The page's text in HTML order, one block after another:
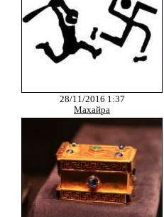
28/11/2016 1:37
Махайра